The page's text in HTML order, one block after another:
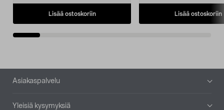
Lisää ostoskoriin Lisää ostoskoriin
Alatunniste
Asiakaspalvelu
Yleisiä kysymyksiä